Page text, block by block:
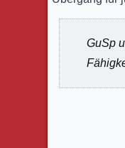
GuSp